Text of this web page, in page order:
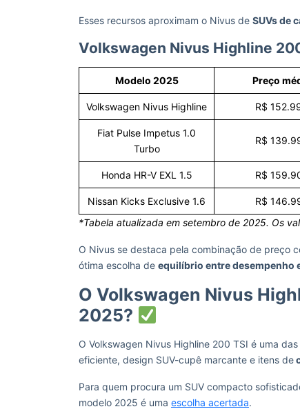
Esses recursos aproximam o Nivus de SUVs de
Volkswagen Nivus Highline
Modelo 2025 Preço
Volkswagen Nivus Highline R$
Fiat Pulse Impetus 1.0
Turbo
R$
Honda HR-V EXL 1.5 R$
Nissan Kicks Exclusive 1.6 R$
*Tabela atualizada em setembro de 2025. Os
O Nivus se destaca pela combinação de preço
ótima escolha de equilíbrio entre desempenho
O Volkswagen Nivus
2025?
O Volkswagen Nivus Highline 200 TSI é uma
eficiente, design SUV-cupê marcante e itens de
Para quem procura um SUV compacto
modelo 2025 é uma escolha acertada.